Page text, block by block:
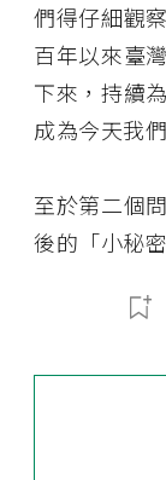
們得仔細觀
百年以來臺
下來，持續
成為今天我
至於第二個
後的「小秘